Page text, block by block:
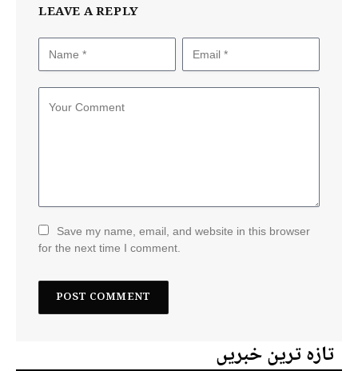
LEAVE A REPLY
Save my name, email, and website in this browser
for the next time I comment.
تازہ ترین خبریں